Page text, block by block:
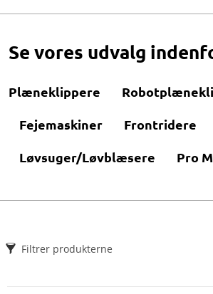
Se vores udvalg
Plæneklippere
Fejemaskiner
Frontridere
Løvsuger/Løvblæsere
Pro
Filtrer produkterne